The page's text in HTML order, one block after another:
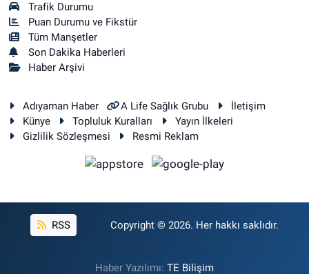
Trafik Durumu
Puan Durumu ve Fikstür
Tüm Manşetler
Son Dakika Haberleri
Haber Arşivi
Adıyaman Haber A Life Sağlık Grubu
İletişim
Künye
Topluluk Kuralları
Yayın İlkeleri
Gizlilik Sözleşmesi
Resmi Reklam
RSS Copyright © 2026. Her hakkı saklıdır.
Haber Yazılımı: TE Bilişim